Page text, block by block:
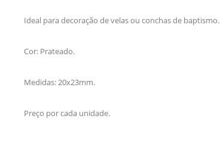
Ideal para decoração de velas ou conchas de baptismo.
Cor: Prateado.
Medidas: 20x23mm.
Preço por cada unidade.